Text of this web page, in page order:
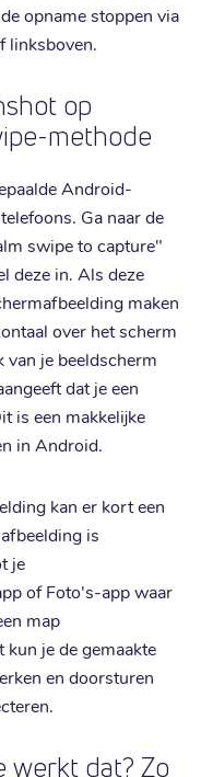
opname stoppen via
linksboven.
op
methode
Android-
Ga naar de
swipe to capture"
deze in. Als deze
maken
over het scherm
van je beeldscherm
dat je een
is een makkelijke
in Android.
kan er kort een
is
je
of Foto's-app waar
map
je de gemaakte
en doorsturen
werkt dat? Zo